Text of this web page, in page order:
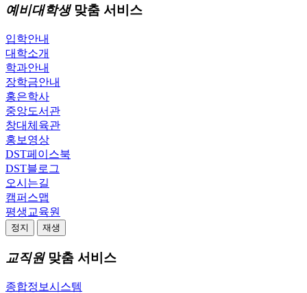
예비대학생맞춤 서비스
입학안내
대학소개
학과안내
장학금안내
홍은학사
중앙도서관
창대체육관
홍보영상
DST페이스북
DST블로그
오시는길
캠퍼스맵
평생교육원
정지 재생
교직원맞춤 서비스
종합정보시스템